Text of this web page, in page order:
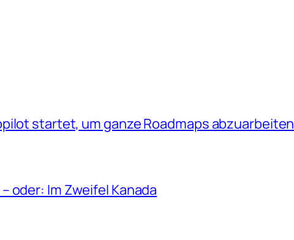
startet, um ganze Roadmaps abzuarbeiten
oder: Im Zweifel Kanada